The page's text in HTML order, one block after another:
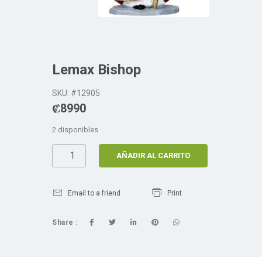
Lemax Bishop
SKU: #12905
₡8990
2 disponibles
AÑADIR AL CARRITO
Email to a friend Print
Share :